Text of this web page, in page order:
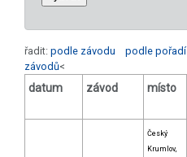
řadit: podle závodu podle pořadí
závodů<
datum závod místo
Český
Krumlov,